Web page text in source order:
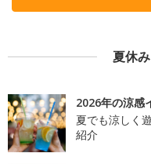
夏休
2026年の涼感
夏でも涼しく
紹介